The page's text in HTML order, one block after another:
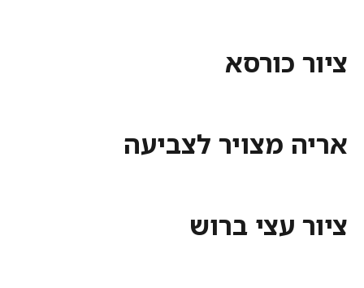
ציור כורסא
אריה מצויר לצביעה
ציור עצי ברוש